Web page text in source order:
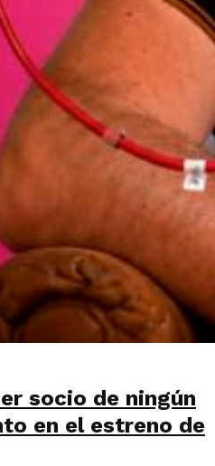
socio de ningún
en el estreno de